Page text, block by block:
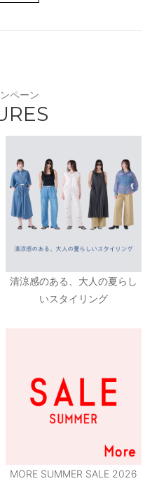
ペーン
清涼感のある、大人の夏らし
いスタイリング
MORE SUMMER SALE 2026